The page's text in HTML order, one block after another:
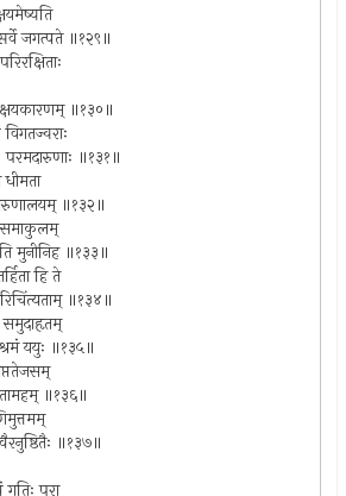
जगत्पते ॥१२९॥
क्षयकारणम् ॥१३०॥
॥१३१॥
धीमता
वरुणालयम् ॥१३२॥
मुनीनिह ॥१३३॥
हि ते
॥१३४॥
समुदाहृतम्
ययुः ॥१३५॥
॥१३६॥
॥१३७॥
गतिः पुरा